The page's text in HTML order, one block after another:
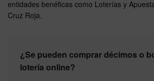
entidades benéficas como Loterías y
Cruz Roja.
¿Se pueden comprar décimos o
lotería online?